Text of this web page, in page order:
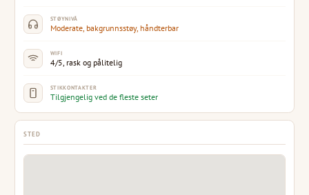
STØYNIVÅ
Moderate, bakgrunnsstøy, håndterbar
WIFI
4/5, rask og pålitelig
STIKKONTAKTER
Tilgjengelig ved de fleste seter
STED